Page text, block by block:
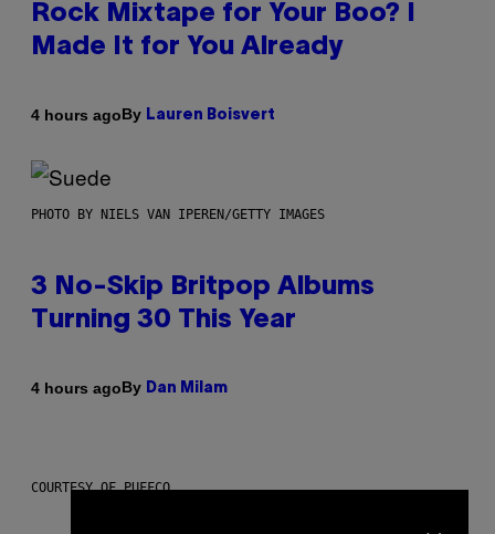
Rock Mixtape for Your Boo? I
Made It for You Already
4 hours agoBy Lauren Boisvert
PHOTO BY NIELS VAN IPEREN/GETTY IMAGES
3 No-Skip Britpop Albums
Turning 30 This Year
4 hours agoBy Dan Milam
COURTESY OF PUFFCO